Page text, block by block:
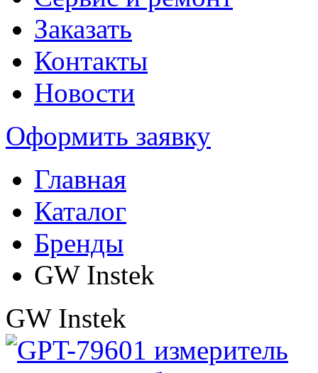
Заказать
Контакты
Новости
Оформить заявку
Главная
Каталог
Бренды
GW Instek
GW Instek